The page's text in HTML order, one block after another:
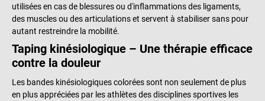
utilisées en cas de blessures ou d'inflammations des ligaments,
des muscles ou des articulations et servent à stabiliser sans pour
autant restreindre la mobilité.
Taping kinésiologique – Une thérapie efficace
contre la douleur
Les bandes kinésiologiques colorées sont non seulement de plus
en plus appréciées par les athlètes des disciplines sportives les